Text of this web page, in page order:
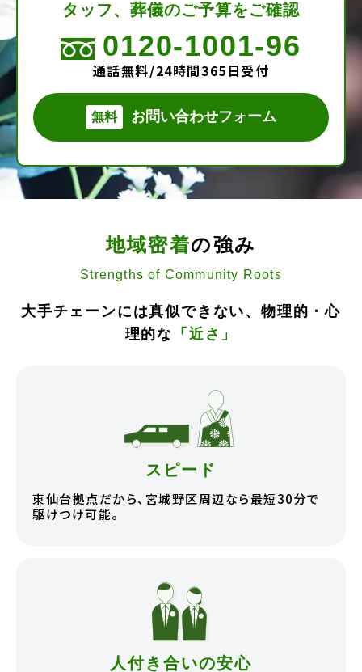
タッフ、葬儀のご予算をご確認
0120-1001-96
通話無料/24時間365日受付
無料 お問い合わせフォーム
地域密着の強み
Strengths of Community Roots
大手チェーンには真似できない、物理的・心
理的な 「近さ」
スピード
東仙台拠点だから、宮城野区周辺なら最短30分で
駆けつけ可能。
人付き合いの安心